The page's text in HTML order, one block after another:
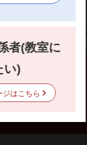
者(教室に
い)
ジはこちら